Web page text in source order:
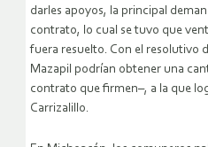
darles apoyos, la principal
contrato, lo cual se tuvo que
fuera resuelto. Con el resolutivo
Mazapil podrían obtener una
contrato que firmen–, a la que
Carrizalillo.